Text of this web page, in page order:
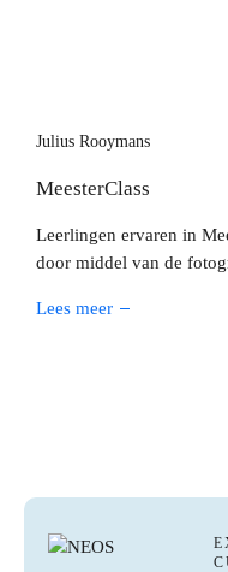
Julius Rooymans
MeesterClass
Leerlingen ervaren in
door middel van de
hoe het was om kind te
Lees meer